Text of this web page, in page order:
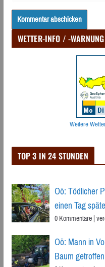
WETTER-INFO / -WARNUNG
Weitere
TOP 3 IN 24 STUNDEN
Oö: Tödlicher
einen Tag
0 Kommentare|
Oö: Mann in
Baum